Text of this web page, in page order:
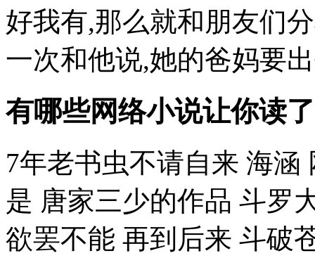
好我有,那么就和朋友们
一次和他说,她的爸妈要
有哪些网络小说让你读
7年老书虫不请自来 海涵
是 唐家三少的作品 斗罗
欲罢不能 再到后来 斗破